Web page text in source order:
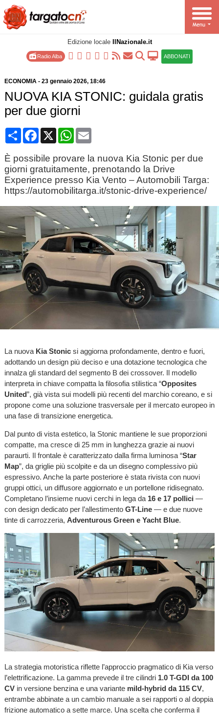
Edizione locale IlNazionale.it
Radio Alba ABBONATI
ECONOMIA- 23 gennaio 2026, 18:46
NUOVA KIA STONIC: guidala gratis
per due giorni
CondividiFacebook
X WhatsApp
Email
È possibile provare la nuova Kia Stonic per due
giorni gratuitamente, prenotando la Drive
Experience presso Kia Vento – Automobili Targa:
https://automobilitarga.it/stonic-drive-experience/
La nuova Kia Stonicsi aggiorna profondamente, dentro e fuori,
adottando un design più deciso e una dotazione tecnologica che
innalza gli standard del segmento B dei crossover. Il modello
interpreta in chiave compatta la filosofia stilistica “Opposites
United”, già vista sui modelli più recenti del marchio coreano, e si
propone come una soluzione trasversale per il mercato europeo in
una fase di transizione energetica.
Dal punto di vista estetico, la Stonic mantiene le sue proporzioni
compatte, ma cresce di 25 mm in lunghezza grazie ai nuovi
paraurti. Il frontale è caratterizzato dalla firma luminosa “Star
Map”, da griglie più scolpite e da un disegno complessivo più
espressivo. Anche la parte posteriore è stata rivista con nuovi
gruppi ottici, un diffusore aggiornato e un portellone ridisegnato.
Completano l’insieme nuovi cerchi in lega da 16 e 17 pollici —
con design dedicato per l’allestimento GT-Line— e due nuove
tinte di carrozzeria, Adventurous Green e Yacht Blue.
La strategia motoristica riflette l’approccio pragmatico di Kia verso
l’elettrificazione. La gamma prevede il tre cilindri 1.0 T-GDI da 100
CVin versione benzina e una variante mild-hybrid da 115 CV,
entrambe abbinate a un cambio manuale a sei rapporti o al doppia
frizione automatico a sette marce. Una scelta che conferma il